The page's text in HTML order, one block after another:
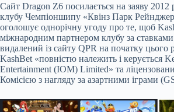
Сайт Dragon Z6 посилається на заяву 2012
клубу Чемпіоншипу «Квінз Парк
оголошує однорічну угоду про те, щоб
міжнародним партнером клубу зa
видалений із сайту QPR на початку цього
KashBet «повністю належить і керується
Entertainment (IOM) Limited» та
Комісією з нагляду за азартними іграми